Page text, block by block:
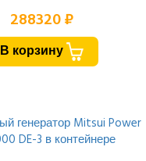
288320 ₽
В корзину